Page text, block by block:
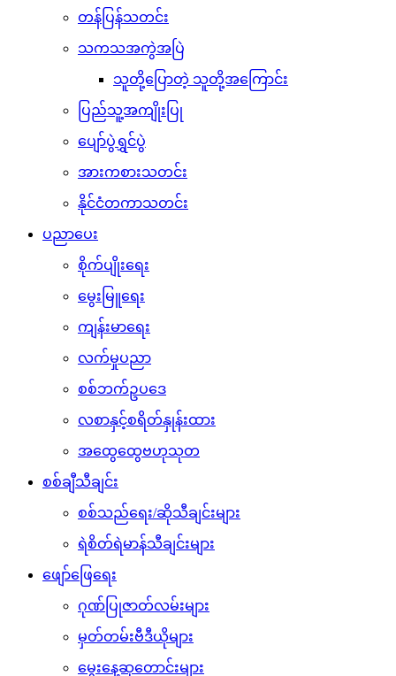
တန်ပြန်သတင်း
သကသအကွဲအပြဲ
သူတို့ပြောတဲ့ သူတို့အကြောင်း
ပြည်သူ့အကျိုးပြု
ပျော်ပွဲရွှင်ပွဲ
အားကစားသတင်း
နိုင်ငံတကာသတင်း
ပညာပေး
စိုက်ပျိုးရေး
မွေးမြူရေး
ကျန်းမာရေး
လက်မှုပညာ
စစ်ဘက်ဥပဒေ
လစာနှင့်စရိတ်နှုန်းထား
အထွေထွေဗဟုသုတ
စစ်ချီသီချင်း
စစ်သည်ရေး/ဆိုသီချင်းများ
ရဲစိတ်ရဲမာန်သီချင်းများ
ဖျော်ဖြေရေး
ဂုဏ်ပြုဇာတ်လမ်းများ
မှတ်တမ်းဗီဒီယိုများ
မွေးနေ့ဆုတောင်းများ